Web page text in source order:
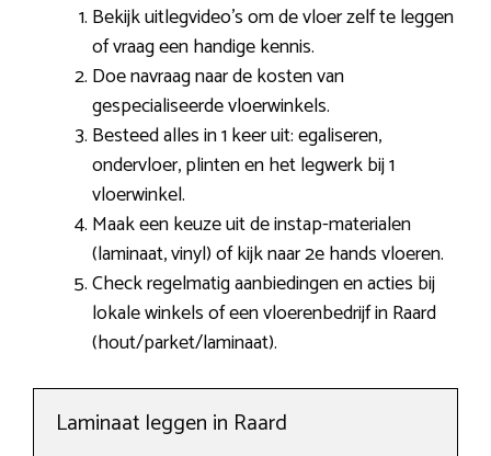
Bekijk uitlegvideo’s om de vloer zelf te leggen
of vraag een handige kennis.
Doe navraag naar de kosten van
gespecialiseerde vloerwinkels.
Besteed alles in 1 keer uit: egaliseren,
ondervloer, plinten en het legwerk bij 1
vloerwinkel.
Maak een keuze uit de instap-materialen
(laminaat, vinyl) of kijk naar 2e hands vloeren.
Check regelmatig aanbiedingen en acties bij
lokale winkels of een vloerenbedrijf in Raard
(hout/parket/laminaat).
Laminaat leggen in Raard